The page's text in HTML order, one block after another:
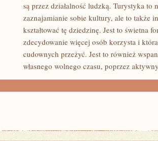
NIEUSTANNIE
ROZWIJAJĄCA
DZIEDZINA
są przez działalność ludzką. Turystyka
zaznajamianie sobie kultury, ale to także
kształtować tę dziedzinę. Jest to świetna
zdecydowanie więcej osób korzysta i
cudownych przeżyć. Jest to również
własnego wolnego czasu, poprzez